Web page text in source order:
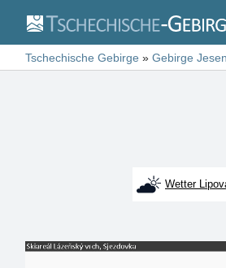
Tschechische Gebirge » Gebirge
Wetter